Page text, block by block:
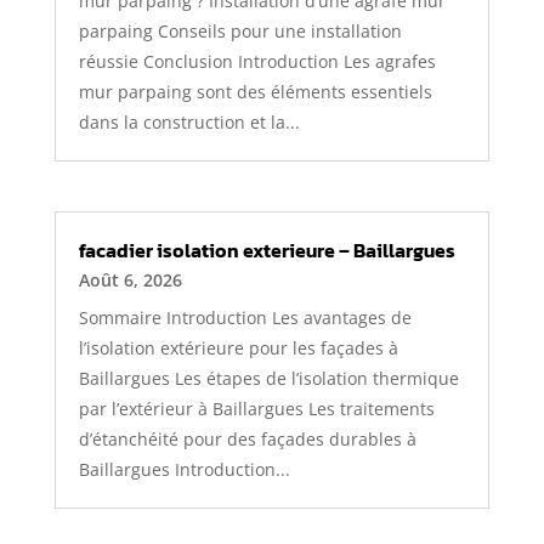
parpaing Conseils pour une installation
réussie Conclusion Introduction Les agrafes
mur parpaing sont des éléments essentiels
dans la construction et la...
facadier isolation exterieure – Baillargues
Août 6, 2026
Sommaire Introduction Les avantages de
l’isolation extérieure pour les façades à
Baillargues Les étapes de l’isolation thermique
par l’extérieur à Baillargues Les traitements
d’étanchéité pour des façades durables à
Baillargues Introduction...